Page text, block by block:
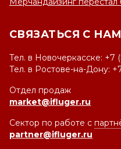
СВЯЗАТЬСЯ С
Тел. в Новочеркасске: +7
Тел. в Ростове-на-Дону:
Отдел продаж
market@ifluger.ru
Сектор по работе с
partner@ifluger.ru